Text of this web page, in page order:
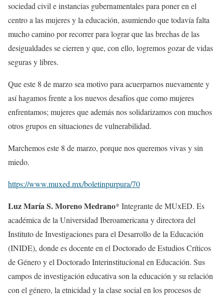
sociedad civil e instancias gubernamentales para poner en el
centro a las mujeres y la educación, asumiendo que todavía falta
mucho camino por recorrer para lograr que las brechas de las
desigualdades se cierren y que, con ello, logremos gozar de vidas
seguras y libres.
Que este 8 de marzo sea motivo para acuerparnos nuevamente y
así hagamos frente a los nuevos desafíos que como mujeres
enfrentamos; mujeres que además nos solidarizamos con muchos
otros grupos en situaciones de vulnerabilidad.
Marchemos este 8 de marzo, porque nos queremos vivas y sin
miedo.
https://www.muxed.mx/boletinpurpura/70
Luz María S. Moreno Medrano* Integrante de MUxED. Es
académica de la Universidad Iberoamericana y directora del
Instituto de Investigaciones para el Desarrollo de la Educación
(INIDE), donde es docente en el Doctorado de Estudios Críticos
de Género y el Doctorado Interinstitucional en Educación. Sus
campos de investigación educativa son la educación y su relación
con el género, la etnicidad y la clase social en los procesos de